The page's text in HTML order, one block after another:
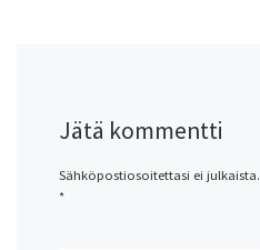
Jätä kommentti
Sähköpostiosoitettasi ei julkaista.
*